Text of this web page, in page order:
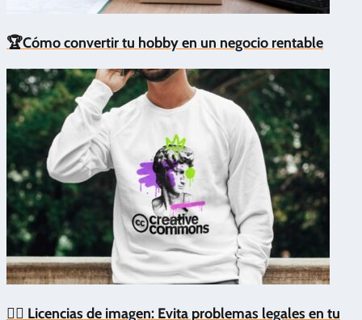
🏆Cómo convertir tu hobby en un negocio rentable
👩‍⚖️ Licencias de imagen: Evita problemas legales en tu